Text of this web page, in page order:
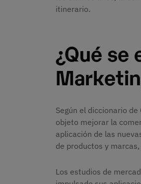
itinerario.
¿Qué se
Según el diccionario
objeto mejorar la
aplicación de las
de productos y
Los estudios de